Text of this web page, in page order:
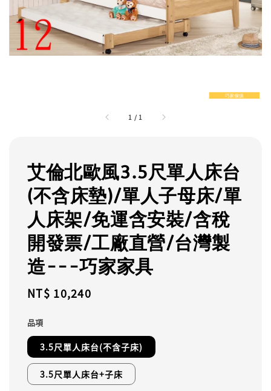
1 / 1
艾倫北歐風3.5尺單人床台
(不含床墊)/單人子母床/單
人床架/免運含安裝/含稅
開發票/工廠直營/台灣製
造---巧家家具
Regular
NT$ 10,240
品項
3.5尺單人床台(不含子床)
3.5尺單人床台+子床